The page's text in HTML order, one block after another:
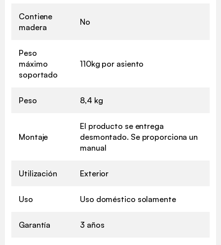
Contiene
madera
No
Peso
máximo
soportado
110kg por asiento
Peso 8,4 kg
Montaje
El producto se entrega
desmontado. Se proporciona un
manual
Utilización Exterior
Uso Uso doméstico solamente
Garantía 3 años